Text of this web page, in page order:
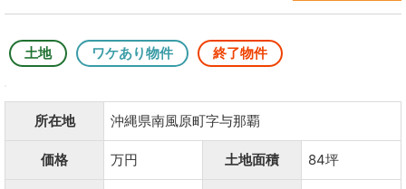
土地 ワケあり物件 終了物件
所在地 沖縄県南風原町字与那覇
価格 万円 土地面積 84坪